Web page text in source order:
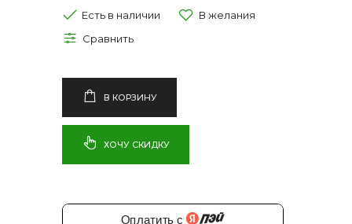
Есть в наличии
В КОРЗИНУ
ХОЧУ СКИДКУ